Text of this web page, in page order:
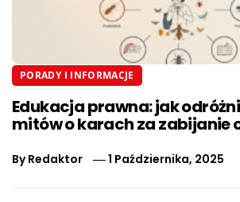
PORADY I INFORMACJE
Edukacja prawna: jak
mitów o karach za zabijanie
ByRedaktor 1 Października, 2025